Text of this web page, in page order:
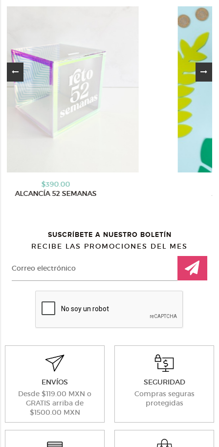
52 SEMANAS
ALCANCÍA
SUSCRÍBETE A NUESTRO BOLETÍN
RECIBE LAS PROMOCIONES DEL MES
ENVÍOS
Desde $119.00 MXN o
GRATIS arriba de
$1500.00 MXN
SEGURIDAD
Compras seguras
protegidas